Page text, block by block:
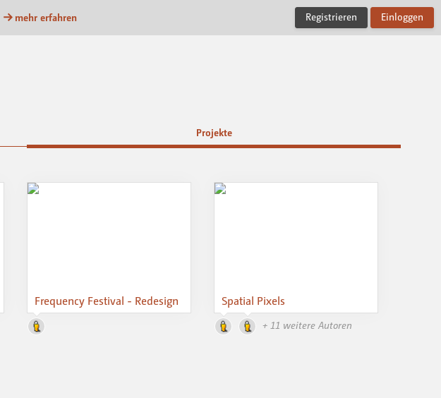
mehr erfahren Registrieren Einloggen
Projekte
Frequency Festival - Redesign Spatial Pixels
+ 11 weitere Autoren